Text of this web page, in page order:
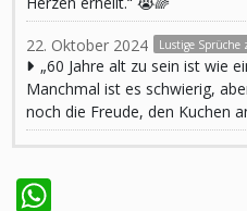
22. Oktober 2024 Lustige
„60 Jahre alt zu sein ist wie
Manchmal ist es schwierig,
noch die Freude, den Kuchen